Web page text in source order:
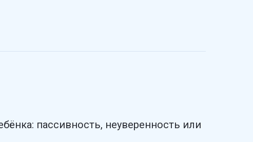
пассивность, неуверенность или